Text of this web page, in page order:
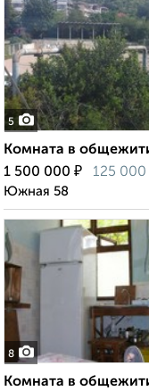
5
Комната в
1 500 000 ₽ 125 000
Южная 58
8
Комната в